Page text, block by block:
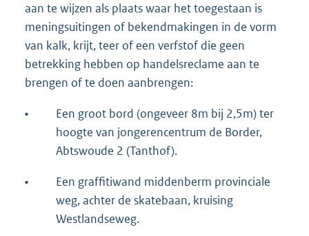
aan te wijzen als plaats waar het toegestaan is
meningsuitingen of bekendmakingen in de vorm
van kalk, krijt, teer of een verfstof die geen
betrekking hebben op handelsreclame aan te
brengen of te doen aanbrengen:
•
Een groot bord (ongeveer 8m bij 2,5m) ter
hoogte van jongerencentrum de Border,
Abtswoude 2 (Tanthof).
•
Een graffitiwand middenberm provinciale
weg, achter de skatebaan, kruising
Westlandseweg.